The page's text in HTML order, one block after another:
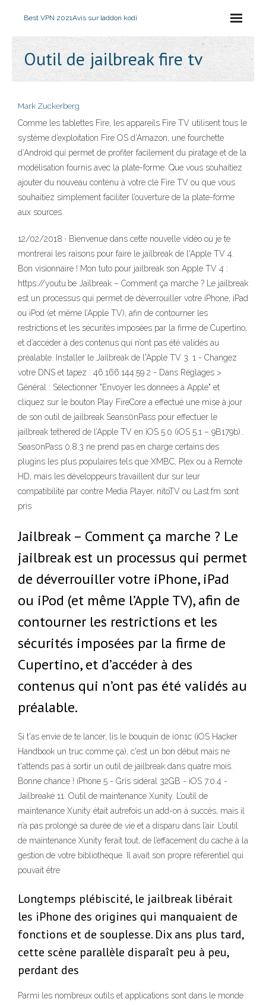
Best VPN 2021Avis sur laddon kodi
Outil de jailbreak fire tv
Mark Zuckerberg
Comme les tablettes Fire, les appareils Fire TV utilisent tous le
système d’exploitation Fire OS d’Amazon, une fourchette
d’Android qui permet de profiter facilement du piratage et de la
modélisation fournis avec la plate-forme. Que vous souhaitiez
ajouter du nouveau contenu à votre clé Fire TV ou que vous
souhaitiez simplement faciliter l’ouverture de la plate-forme
aux sources
12/02/2018 · Bienvenue dans cette nouvelle vidéo où je te
montrerai les raisons pour faire le jailbreak de l'Apple TV 4.
Bon visionnaire ! Mon tuto pour jailbreak son Apple TV 4 :
https://youtu.be Jailbreak – Comment ça marche ? Le jailbreak
est un processus qui permet de déverrouiller votre iPhone, iPad
ou iPod (et même l’Apple TV), afin de contourner les
restrictions et les sécurités imposées par la firme de Cupertino,
et d’accéder à des contenus qui n’ont pas été validés au
préalable. Installer le Jailbreak de l'Apple TV 3. 1 - Changez
votre DNS et tapez : 46.166.144.59 2 - Dans Réglages >
Général : Sélectionner "Envoyer les données à Apple" et
cliquez sur le bouton Play FireCore a effectué une mise à jour
de son outil de jailbreak Seans0nPass pour effectuer le
jailbreak tethered de l’Apple TV en iOS 5.0 (iOS 5.1 – 9B179b)..
Seas0nPass 0.8.3 ne prend pas en charge certains des
plugins les plus populaires tels que XMBC, Plex ou à Remote
HD, mais les développeurs travaillent dur sur leur
compatibilité par contre Media Player, nitoTV ou Last.fm sont
pris
Jailbreak – Comment ça marche ? Le
jailbreak est un processus qui permet
de déverrouiller votre iPhone, iPad
ou iPod (et même l’Apple TV), afin de
contourner les restrictions et les
sécurités imposées par la firme de
Cupertino, et d’accéder à des
contenus qui n’ont pas été validés au
préalable.
Si t'as envie de te lancer, lis le bouquin de i0n1c (iOS Hacker
Handbook un truc comme ça), c'est un bon début mais ne
t'attends pas à sortir un outil de jailbreak dans quatre mois.
Bonne chance ! iPhone 5 - Gris sidéral 32GB - iOS 7.0.4 -
Jailbreaké 11. Outil de maintenance Xunity. L’outil de
maintenance Xunity était autrefois un add-on à succès, mais il
n’a pas prolongé sa durée de vie et a disparu dans l’air. L’outil
de maintenance Xunity ferait tout, de l’effacement du cache à la
gestion de votre bibliothèque. Il avait son propre référentiel qui
pouvait être
Longtemps plébiscité, le jailbreak libérait
les iPhone des origines qui manquaient de
fonctions et de souplesse. Dix ans plus tard,
cette scène parallèle disparaît peu à peu,
perdant des
Parmi les nombreux outils et applications sont dans le monde